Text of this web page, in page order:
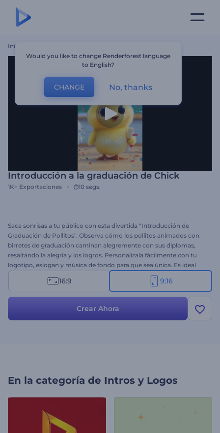
Inicio
Introducción a la graduación de Chick
1K+ Exportaciones 10 segs.
Saca sonrisas a tu público con esta divertida "Introducción de
Graduación de Pollitos". Observa cómo los pollitos animados con
birretes de graduación caminan alegremente con sus diplomas,
resaltando la alegría y los logros. Personalízala fácilmente con tu
logotipo, eslogan y música de fondo para que sea única. Es ideal
para proyectos escolares, canales infantiles, eventos educativos,
promociones académicas y mucho más. ¡Créala ahora y comienza
16:9 9:16
Crear Ahora
En la categoría de Intros y Logos
Would you like to change Renderforest language
to English?
CHANGE No, thanks